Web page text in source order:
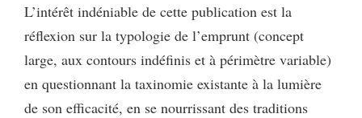
L’intérêt indéniable de cette publication est la
réflexion sur la typologie de l’emprunt (concept
large, aux contours indéfinis et à périmètre variable)
en questionnant la taxinomie existante à la lumière
de son efficacité, en se nourrissant des traditions